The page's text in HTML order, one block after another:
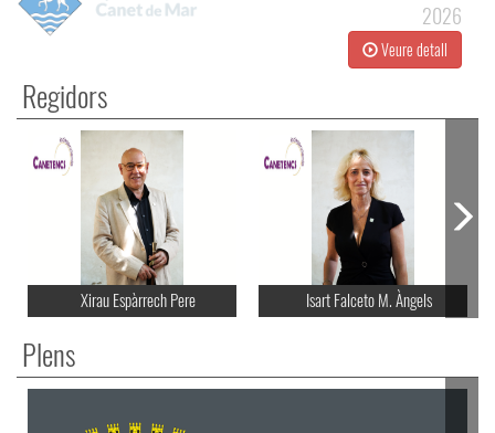
2026
Veure detall
Regidors
Xirau Espàrrech Pere Isart Falceto M. Àngels
Plens